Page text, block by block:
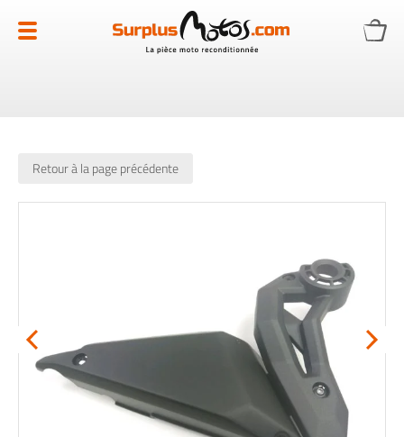
au
contenu
Retour à la page précédente
gallery